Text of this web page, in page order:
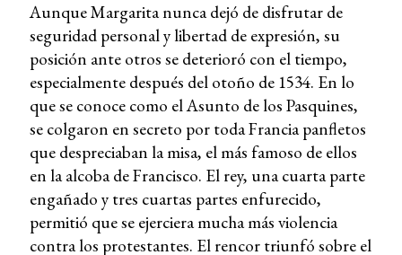
Aunque Margarita nunca dejó de disfrutar de
seguridad personal y libertad de expresión, su
posición ante otros se deterioró con el tiempo,
especialmente después del otoño de 1534. En lo
que se conoce como el Asunto de los Pasquines,
se colgaron en secreto por toda Francia panfletos
que despreciaban la misa, el más famoso de ellos
en la alcoba de Francisco. El rey, una cuarta parte
engañado y tres cuartas partes enfurecido,
permitió que se ejerciera mucha más violencia
contra los protestantes. El rencor triunfó sobre el